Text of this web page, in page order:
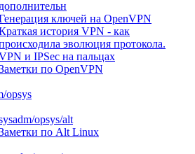
дополнительн
ключей на OpenVPN
история VPN - как
эволюция протокола.
и IPSec на пальцах
по OpenVPN
opsys
opsys/alt
по Alt Linux